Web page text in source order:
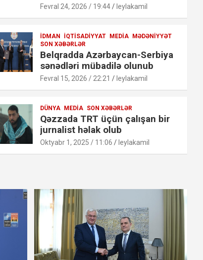
Fevral 24, 2026 / 19:44 leylakamil
İDMAN İQTISADIYYAT MEDIA MƏDƏNIYYƏT
SON XƏBƏRLƏR
Belqradda Azərbaycan-Serbiya
sənədləri mübadilə olunub
Fevral 15, 2026 / 22:21 leylakamil
DÜNYA MEDIA SON XƏBƏRLƏR
Qəzzada TRT üçün çalışan bir
jurnalist həlak olub
Oktyabr 1, 2025 / 11:06 leylakamil